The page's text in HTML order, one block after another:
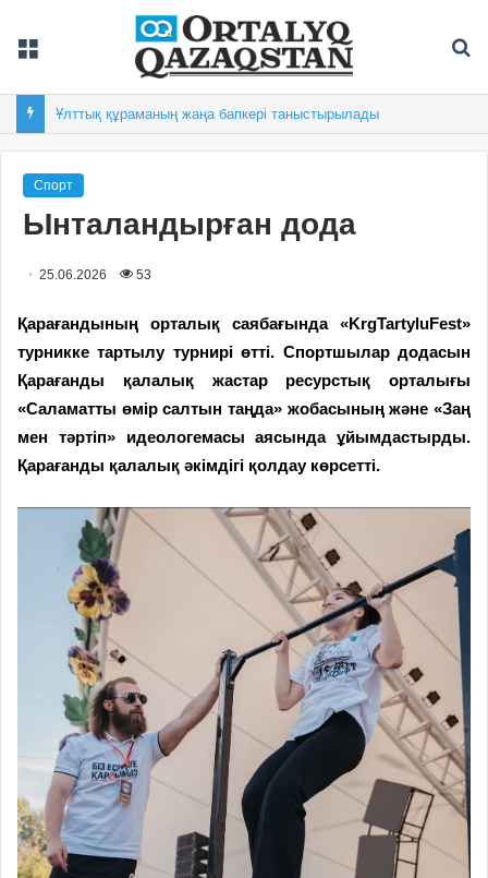
Ұлттық құраманың жаңа бапкері таныстырылады
Спорт
Ынталандырған дода
25.06.2026 53
Қарағандының орталық саябағында «KrgTartyluFest»
турникке тартылу турнирі өтті. Спортшылар додасын
Қарағанды қалалық жастар ресурстық орталығы
«Саламатты өмір салтын таңда» жобасының және «Заң
мен тәртіп» идеологемасы аясында ұйымдастырды.
Қарағанды қалалық әкімдігі қолдау көрсетті.